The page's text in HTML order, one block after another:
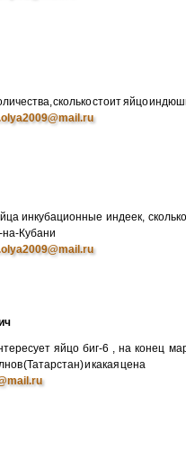
сколько стоит яйцо
инкубационные индеек,
на-Кубани
яйцо биг-6 , на конец
(Татарстан) и какая цена